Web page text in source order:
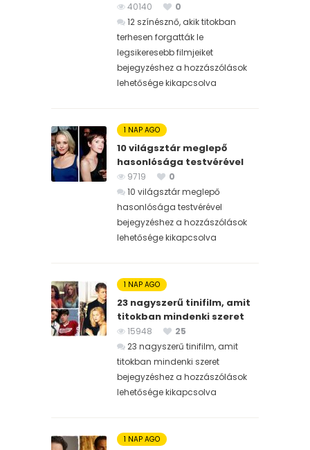
40140
0
12 színésznő, akik titokban
terhesen forgatták le
legsikeresebb filmjeiket
bejegyzéshez a hozzászólások
lehetősége kikapcsolva
1 NAP AGO
10 világsztár meglepő
hasonlósága testvérével
9719
0
10 világsztár meglepő
hasonlósága testvérével
bejegyzéshez a hozzászólások
lehetősége kikapcsolva
1 NAP AGO
23 nagyszerű tinifilm, amit
titokban mindenki szeret
15948
25
23 nagyszerű tinifilm, amit
titokban mindenki szeret
bejegyzéshez a hozzászólások
lehetősége kikapcsolva
1 NAP AGO